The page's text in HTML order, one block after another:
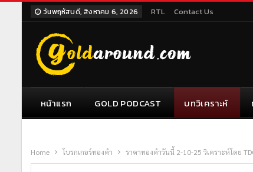
วันพฤหัสบดี, สิงหาคม 6, 2026 RTL Contact Us
หน้าแรก GOLD PODCAST บทวิเคราะห์
Home โบรกเกอร์ทองคำ ราคาทองคำวันนี้ 2-10-25 วิเคราะห์โดย